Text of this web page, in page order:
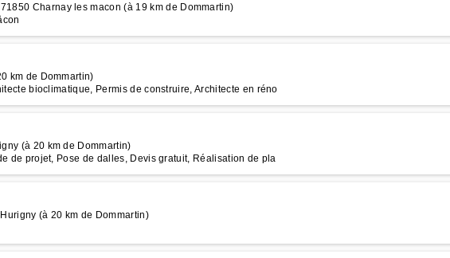
Charnay les macon (à 19 km de Dommartin)
km de Dommartin)
bioclimatique, Permis de construire, Architecte en réno
(à 20 km de Dommartin)
de projet, Pose de dalles, Devis gratuit, Réalisation de pla
(à 20 km de Dommartin)